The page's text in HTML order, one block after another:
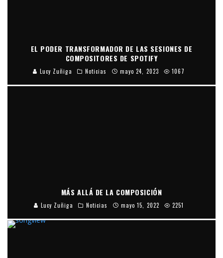
EL PODER TRANSFORMADOR DE LAS SESIONES DE
COMPOSITORES DE SPOTIFY
Lucy Zuñiga Noticias mayo 24, 2023 1067
MÁS ALLÁ DE LA COMPOSICIÓN
Lucy Zuñiga Noticias mayo 15, 2022 2251